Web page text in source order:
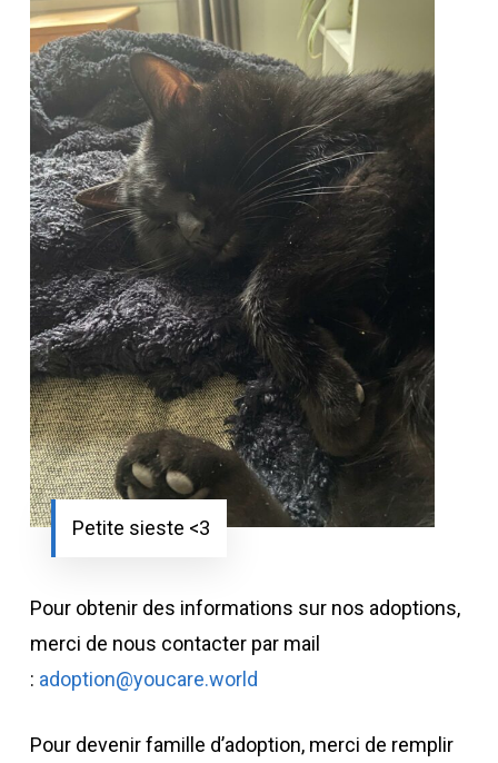
Petite sieste <3
Pour obtenir des informations sur nos adoptions,
merci de nous contacter par mail
: adoption@youcare.world
Pour devenir famille d’adoption, merci de remplir